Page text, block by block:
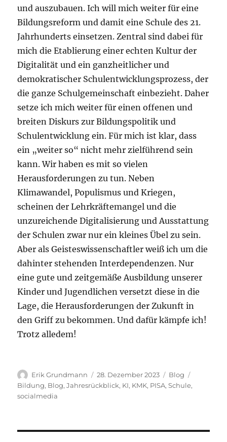
und auszubauen. Ich will mich weiter für eine
Bildungsreform und damit eine Schule des 21.
Jahrhunderts einsetzen. Zentral sind dabei für
mich die Etablierung einer echten Kultur der
Digitalität und ein ganzheitlicher und
demokratischer Schulentwicklungsprozess, der
die ganze Schulgemeinschaft einbezieht. Daher
setze ich mich weiter für einen offenen und
breiten Diskurs zur Bildungspolitik und
Schulentwicklung ein. Für mich ist klar, dass
ein „weiter so“ nicht mehr zielführend sein
kann. Wir haben es mit so vielen
Herausforderungen zu tun. Neben
Klimawandel, Populismus und Kriegen,
scheinen der Lehrkräftemangel und die
unzureichende Digitalisierung und Ausstattung
der Schulen zwar nur ein kleines Übel zu sein.
Aber als Geisteswissenschaftler weiß ich um die
dahinter stehenden Interdependenzen. Nur
eine gute und zeitgemäße Ausbildung unserer
Kinder und Jugendlichen versetzt diese in die
Lage, die Herausforderungen der Zukunft in
den Griff zu bekommen. Und dafür kämpfe ich!
Trotz alledem!
Autor
Erik Grundmann
Veröffentlicht
am
28. Dezember 2023 Kategorien
Blog
Bildung, Blog,Jahresrückblick, KI, KMK, PISA,Schule,
socialmedia